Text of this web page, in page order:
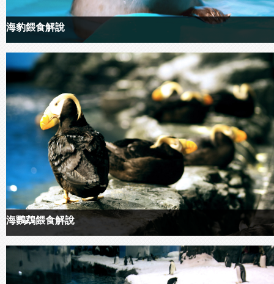
海豹餵食解說
海鸚鵡餵食解說